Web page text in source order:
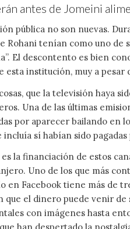
antes de Jomeini
pública no son nuevas.
Rohani tenían como uno de
El descontento es bien
institución, muy a pesar
que la televisión haya
Una de las últimas
por aparecer bailando en
sí habían sido
la financiación de estos
Uno de los que más
en Facebook tiene más de
el dinero puede venir de
con imágenes hasta